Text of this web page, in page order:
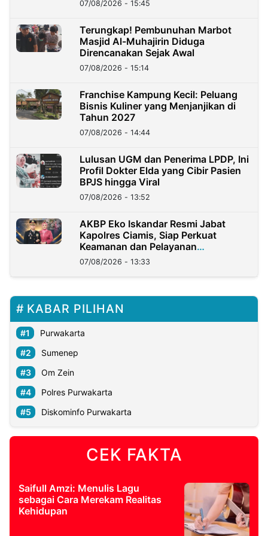
07/08/2026 - 15:45
Terungkap! Pembunuhan Marbot
Masjid Al-Muhajirin Diduga
Direncanakan Sejak Awal
07/08/2026 - 15:14
Franchise Kampung Kecil: Peluang
Bisnis Kuliner yang Menjanjikan di
Tahun 2027
07/08/2026 - 14:44
Lulusan UGM dan Penerima LPDP, Ini
Profil Dokter Elda yang Cibir Pasien
BPJS hingga Viral
07/08/2026 - 13:52
AKBP Eko Iskandar Resmi Jabat
Kapolres Ciamis, Siap Perkuat
Keamanan dan Pelayanan
Masyarakat
07/08/2026 - 13:33
KABAR PILIHAN
Purwakarta
Sumenep
Om Zein
Polres Purwakarta
Diskominfo Purwakarta
CEK FAKTA
Saifull Amzi: Menulis Lagu
sebagai Cara Merekam Realitas
Kehidupan